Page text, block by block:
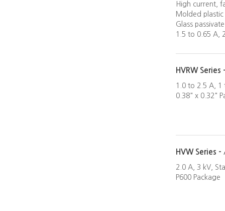
High current,
Molded
Glass
1.5 to 0.65 A,
HVRW Series
1.0 to 2.5 A, 1
0.38" x 0.32"
HVW Series -
2.0 A, 3 kV,
P600 Package